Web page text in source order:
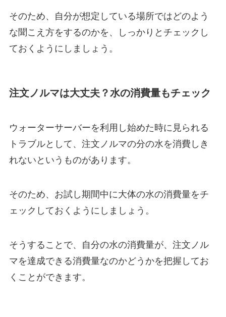
そのため、自分が想定している場所ではどのよう
な聞こえ方をするのかを、しっかりとチェックし
ておくようにしましょう。
注文ノルマは大丈夫？水の消費量もチェック
ウォーターサーバーを利用し始めた時に見られる
トラブルとして、注文ノルマの分の水を消費しき
れないというものがあります。
そのため、お試し期間中に大体の水の消費量をチ
ェックしておくようにしましょう。
そうすることで、自分の水の消費量が、注文ノル
マを達成できる消費量なのかどうかを把握してお
くことができます。